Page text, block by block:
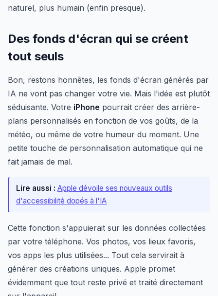
naturel, plus humain (enfin presque).
Des fonds d'écran qui se créent
tout seuls
Bon, restons honnêtes, les fonds d'écran générés par
IA ne vont pas changer votre vie. Mais l'idée est plutôt
séduisante. Votre iPhone pourrait créer des arrière-
plans personnalisés en fonction de vos goûts, de la
météo, ou même de votre humeur du moment. Une
petite touche de personnalisation automatique qui ne
fait jamais de mal.
Lire aussi : Apple dévoile ses nouveaux outils
d'accessibilité dopés à l'IA
Cette fonction s'appuierait sur les données collectées
par votre téléphone. Vos photos, vos lieux favoris,
vos apps les plus utilisées... Tout cela servirait à
générer des créations uniques. Apple promet
évidemment que tout reste privé et traité directement